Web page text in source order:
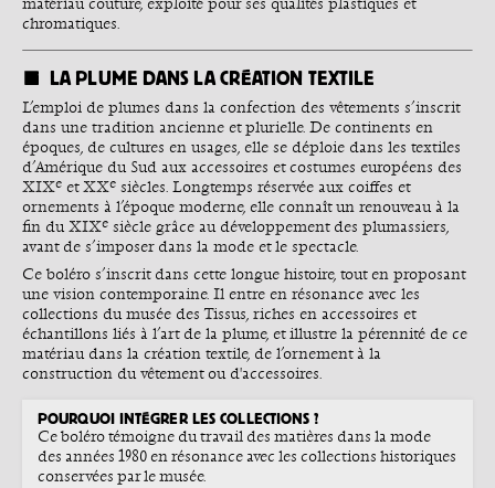
matériau couture, exploité pour ses qualités plastiques et
chromatiques.
LA PLUME DANS LA CRÉATION TEXTILE
L’emploi de plumes dans la confection des vêtements s’inscrit
dans une tradition ancienne et plurielle. De continents en
époques, de cultures en usages, elle se déploie dans les textiles
d’Amérique du Sud aux accessoires et costumes européens des
XIXe et XXe siècles. Longtemps réservée aux coiffes et
ornements à l’époque moderne, elle connaît un renouveau à la
fin du XIXe siècle grâce au développement des plumassiers,
avant de s’imposer dans la mode et le spectacle.
Ce boléro s’inscrit dans cette longue histoire, tout en proposant
une vision contemporaine. Il entre en résonance avec les
collections du musée des Tissus, riches en accessoires et
échantillons liés à l’art de la plume, et illustre la pérennité de ce
matériau dans la création textile, de l’ornement à la
construction du vêtement ou d'accessoires.
POURQUOI INTÉGRER LES COLLECTIONS ?
Ce boléro témoigne du travail des matières dans la mode
des années 1980 en résonance avec les collections historiques
conservées par le musée.